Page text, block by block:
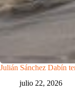
Julián Sánchez Dabín
julio 22, 2026